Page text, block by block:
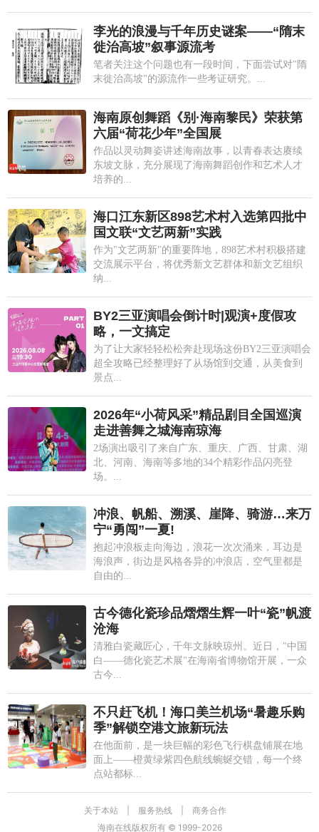
李光的浪漫与千年历史谜案——“隋末
徙治高坡”叙事源流考
笔者关注这个问题也有一段时间，下面尝试对"隋
末徙治高坡"的源流作一些考证研究。...
海南原创舞蹈《别·海南黎民》荣获第
六届“荷花少年”全国展
作品以灵动舞姿讲述海南故事，以青春表达赓续
东坡文脉，充分展现了海南舞蹈创作和艺术人才
培养的...
海口江东新区898艺术村入选第四批中
国文联“文艺两新”实践
作为"文艺两新"的重要阵地，898艺术村积极搭建
交流展示平台，将优秀新文艺群体和新文艺组织
纳...
BY2三亚演唱会倒计时|观演+度假攻
略，一文搞定
为了让大家轻轻松松奔赴现场这份BY2三亚演唱会
超全攻略已经整理好了从场馆到交通，从美食到
景点...
2026年“小荷风采”精品剧目全国巡演
走进善舞之城海南琼海
2场演出吸引了来自广东、重庆、广西、甘肃、湖
北、河南、海南等多地的34个精彩作品闪亮登
场。...
冲浪、帆船、溯溪、崖降、骑游…来万
宁“勇闯”一夏!
抱起冲浪板走向海边，浪花一次次涌来，耳边是
海浪声，街边是风格各异的冲浪店，空气里都是
自由的...
古今德化瓷珍品熠熠生辉一叶“瓷”帆渡
沧海
清雅白瓷藏匠心，千年文脉映琼州。近日，"中国
白——德化瓷艺术展"在海南省博物馆开展，一众
古今...
不只赶飞机！海口美兰机场“暑趣乐购
季”解锁空港文旅新玩法
在他面前，是一块巨幅的彩色飞行棋盘铺展在地
面上——橙黄绿紫四色航线蜿蜒交错，每一个终
点站都标...
关于本站 服务热线
商务合作
海南在线版权所有 © 1999-2026